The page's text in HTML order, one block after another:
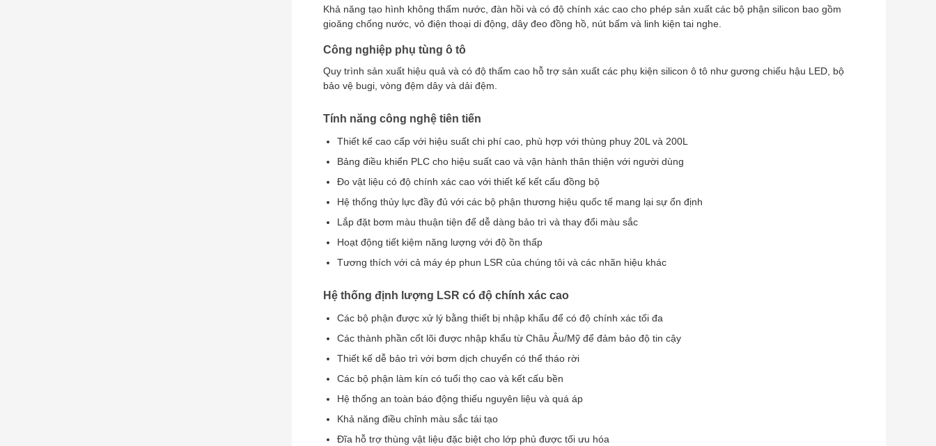
Khả năng tạo hình không thấm nước, đàn hồi và có độ chính xác cao cho phép sản xuất các bộ phận silicon bao gồm
gioăng chống nước, vỏ điện thoại di động, dây đeo đồng hồ, nút bấm và linh kiện tai nghe.
Công nghiệp phụ tùng ô tô
Quy trình sản xuất hiệu quả và có độ thấm cao hỗ trợ sản xuất các phụ kiện silicon ô tô như gương chiếu hậu LED, bộ
bảo vệ bugi, vòng đệm dây và dải đệm.
Tính năng công nghệ tiên tiến
Thiết kế cao cấp với hiệu suất chi phí cao, phù hợp với thùng phuy 20L và 200L
Bảng điều khiển PLC cho hiệu suất cao và vận hành thân thiện với người dùng
Đo vật liệu có độ chính xác cao với thiết kế kết cấu đồng bộ
Hệ thống thủy lực đầy đủ với các bộ phận thương hiệu quốc tế mang lại sự ổn định
Lắp đặt bơm màu thuận tiện để dễ dàng bảo trì và thay đổi màu sắc
Hoạt động tiết kiệm năng lượng với độ ồn thấp
Tương thích với cả máy ép phun LSR của chúng tôi và các nhãn hiệu khác
Hệ thống định lượng LSR có độ chính xác cao
Các bộ phận được xử lý bằng thiết bị nhập khẩu để có độ chính xác tối đa
Các thành phần cốt lõi được nhập khẩu từ Châu Âu/Mỹ để đảm bảo độ tin cậy
Thiết kế dễ bảo trì với bơm dịch chuyển có thể tháo rời
Các bộ phận làm kín có tuổi thọ cao và kết cấu bền
Hệ thống an toàn báo động thiếu nguyên liệu và quá áp
Khả năng điều chỉnh màu sắc tái tạo
Đĩa hỗ trợ thùng vật liệu đặc biệt cho lớp phủ được tối ưu hóa